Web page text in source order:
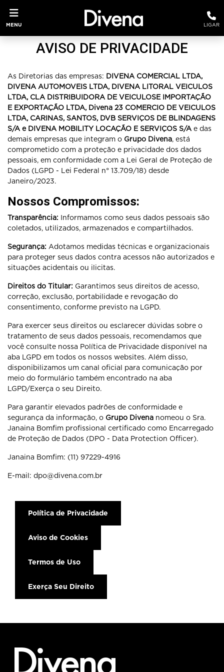
MENU LIGAR
AVISO DE PRIVACIDADE
As Diretorias das empresas: DIVENA COMERCIAL LTDA,
DIVENA AUTOMOVEIS LTDA, DIVENA LITORAL VEICULOS
LTDA, CLA DISTRIBUIDORA DE VEICULOSE IMPORTAÇÃO
E EXPORTAÇÃO LTDA, Divena 23 COMERCIO DE VEICULOS
LTDA, CARINAS, SANTOS, DVB SERVIÇOS DE BLINDAGENS
S/A e DIVENA MOBILITY LOCAÇÃO E SERVIÇOS S/A e das
demais empresas que integram o Grupo Divena, está
comprometido com a proteção e privacidade dos dados
pessoais, em conformidade com a Lei Geral de Proteção de
Dados (LGPD - Lei Federal n° 13.709/18) desde
Janeiro/2023.
Nossos Compromissos:
Transparência: Informamos como seus dados pessoais são
coletados, utilizados, armazenados e compartilhados.
Segurança: Adotamos medidas técnicas e organizacionais
para proteger seus dados contra acessos não autorizados e
situações acidentais ou ilicitas.
Direitos do Titular: Garantimos seus direitos de acesso,
correção, exclusão, portabilidade e revogação do
consentimento, conforme previsto na LGPD.
Para exercer seus direitos ou esclarecer dúvidas sobre o
tratamento de seus dados pessoais, recomendamos que
você consulte nossa Política de Privacidade disponível na
aba LGPD em todos os nossos websites. Além disso,
disponibilizamos um canal oficial para comunicação por
meio do formulário também encontrado na aba
LGPD/Exerça o seu Direito.
Para garantir elevados padrões de conformidade e
segurança da informação, o Grupo Divena nomeou o Sra.
Janaina Bomfim profissional certificado como Encarregado
de Proteção de Dados (DPO - Data Protection Officer).
Janaina Bomfim: (11) 97229-4916
E-mail: dpo@divena.com.br
Política de Privacidade
Aviso de Cookies
Termos de Uso
Exerça Seu Direito